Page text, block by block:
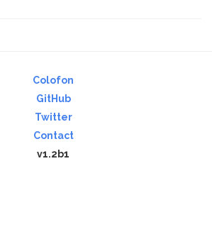
Colofon
GitHub
Twitter
Contact
v1.2b1